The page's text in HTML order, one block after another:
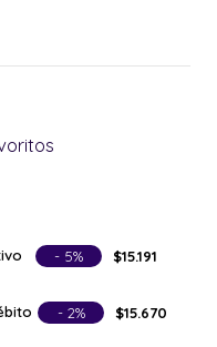
- 5% $15.191
- 2% $15.670